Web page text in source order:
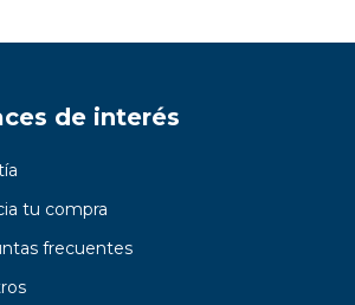
de interés
tu compra
frecuentes